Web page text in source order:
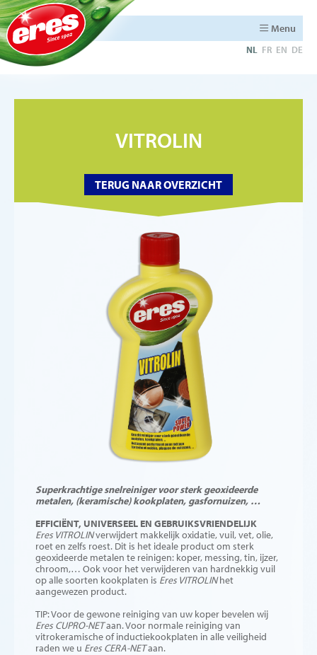
Menu
NL FR EN DE
VITROLIN
TERUG NAAR OVERZICHT
Superkrachtige snelreiniger voor sterk geoxideerde
metalen, (keramische) kookplaten, gasfornuizen, …
EFFICIËNT, UNIVERSEEL EN GEBRUIKSVRIENDELIJK
Eres VITROLINverwijdert makkelijk oxidatie, vuil, vet, olie,
roet en zelfs roest. Dit is het ideale product om sterk
geoxideerde metalen te reinigen: koper, messing, tin, ijzer,
chroom,… Ook voor het verwijderen van hardnekkig vuil
op alle soorten kookplaten is Eres VITROLINhet
aangewezen product.
TIP: Voor de gewone reiniging van uw koper bevelen wij
Eres CUPRO-NETaan. Voor normale reiniging van
vitrokeramische of inductiekookplaten in alle veiligheid
raden we u Eres CERA-NETaan.